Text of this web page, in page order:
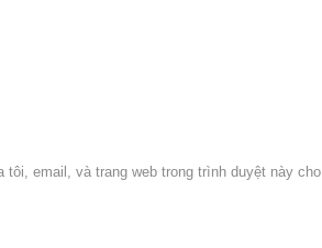
tôi, email, và trang web trong trình duyệt này cho